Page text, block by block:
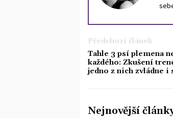
Předchozí článek
Tahle 3 psí plemena
každého: Zkušení
jedno z nich zvládne i
Nejnovější